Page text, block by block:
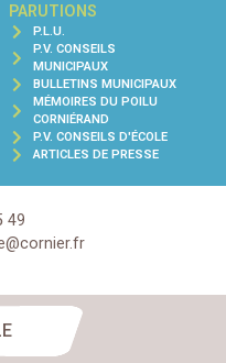
PARUTIONS
P.L.U.
P.V. CONSEILS
MUNICIPAUX
BULLETINS MUNICIPAUX
MÉMOIRES DU POILU
CORNIÉRAND
P.V. CONSEILS D'ÉCOLE
ARTICLES DE PRESSE
49